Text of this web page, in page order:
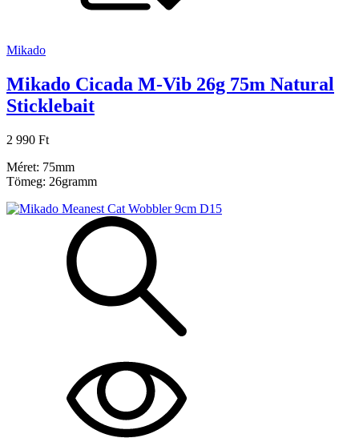
Mikado
Mikado Cicada M-Vib 26g 75m Natural
Sticklebait
2 990 Ft
Méret: 75mm
Tömeg: 26gramm